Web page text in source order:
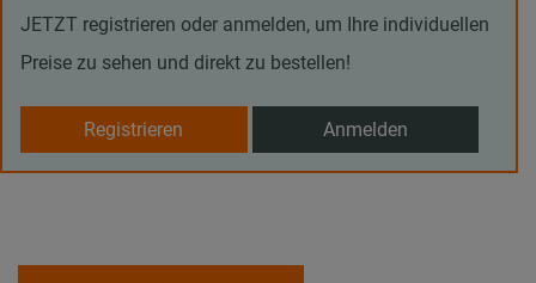
JETZT registrieren oder anmelden, um Ihre individuellen
Preise zu sehen und direkt zu bestellen!
Registrieren Anmelden